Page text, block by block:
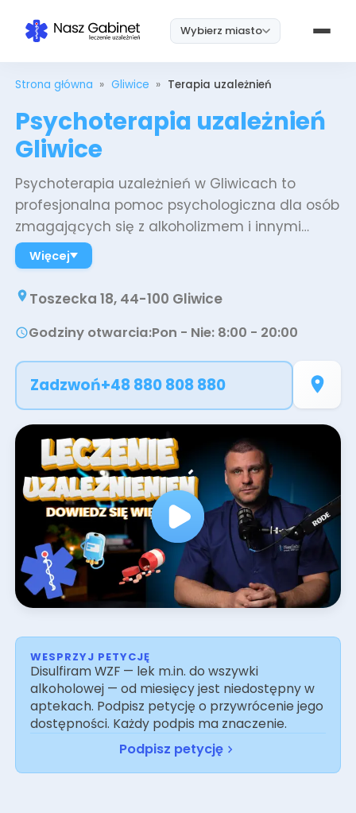
Wybierz miasto
Strona główna » Gliwice » Terapia uzależnień
Psychoterapia uzależnień
Gliwice
Psychoterapia uzależnień w Gliwicach to
profesjonalna pomoc psychologiczna dla osób
zmagających się z alkoholizmem i innymi
nałogami. Podczas terapii pracujemy nad
zrozumieniem mechanizmów uzależnienia,
rozpoznawaniem sytuacji wyzwalających głód
zdrowych wzorców zachowań. Psychoterapia
sięgania po substancje, odbudować relacje
rodzinne i społeczne oraz utrzymać
długotrwałą abstynencję. Sesje prowadzone są
przez doświadczonych psychoterapeutów
uzależnień - stacjonarnie w Gliwicach lub
online. Zapewniamy pełną dyskrecję i
indywidualne podejście do każdego pacjenta.
Więcej
Toszecka 18, 44-100 Gliwice
Godziny otwarcia:Pon - Nie: 8:00 - 20:00
Zadzwoń+48 880 808 880
WESPRZYJ PETYCJĘ
Disulfiram WZF — lek m.in. do wszywki
alkoholowej — od miesięcy jest niedostępny w
aptekach. Podpisz petycję o przywrócenie jego
dostępności. Każdy podpis ma znaczenie.
Podpisz petycję